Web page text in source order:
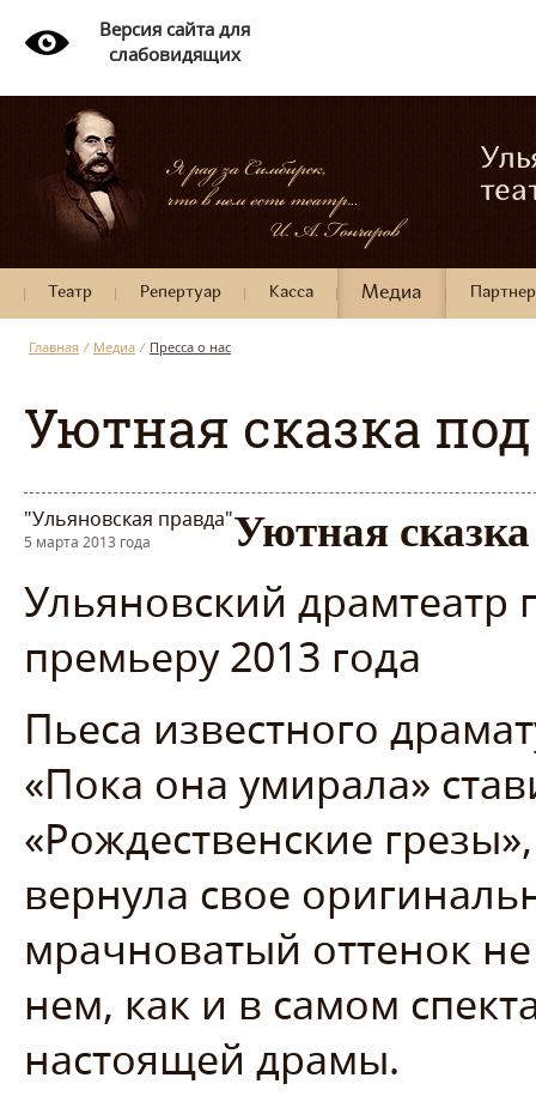
Версия сайта для
слабовидящих
Театр Репертуар Касса Медиа
Главная / Медиа / Пресса о нас
Уютная сказка
"Ульяновская правда"
5 марта 2013 года Уютная
Ульяновский драмтеатр
премьеру 2013 года
Пьеса известного
«Пока она умирала»
«Рождественские
вернула свое
мрачноватый оттенок
нем, как и в самом
настоящей драмы.